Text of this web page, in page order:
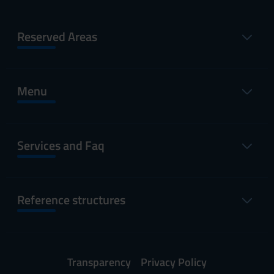
Reserved Areas
Menu
Services and Faq
Reference structures
Transparency Privacy Policy